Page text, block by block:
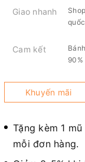
Giao nhanh
Cam kết
90%
Khuyến mãi
Tặng kèm 1
mỗi đơn hàng.